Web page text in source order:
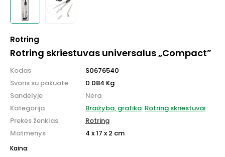
Rotring
Rotring skriestuvas universalus „Compact”
Kodas
Svoris su pakuote
Sandėlyje
Kategorija
Prekės ženklas
Matmenys
S0676540
0.084 Kg
Nėra
Braižyba, grafika Rotring skriestuvai
Rotring
4 x 17 x 2 cm
Kaina: